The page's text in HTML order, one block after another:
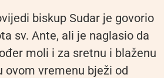
biskup Sudar je govorio
sv. Ante, ali je naglasio da
moli i za sretnu i blaženu
ovom vremenu bježi od